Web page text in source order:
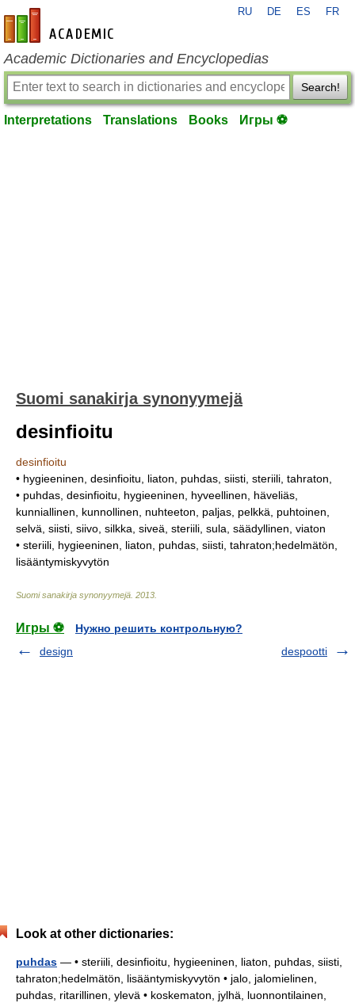
en-academic.com
RU DE ES FR
Academic Dictionaries and Encyclopedias
Search!
Interpretations Translations Books Игры ⚽
Suomi sanakirja synonyymejä
desinfioitu
desinfioitu
• hygieeninen, desinfioitu, liaton, puhdas, siisti, steriili, tahraton,
• puhdas, desinfioitu, hygieeninen, hyveellinen, häveliäs,
kunniallinen, kunnollinen, nuhteeton, paljas, pelkkä, puhtoinen,
selvä, siisti, siivo, silkka, siveä, steriili, sula, säädyllinen, viaton
• steriili, hygieeninen, liaton, puhdas, siisti, tahraton;hedelmätön,
lisääntymiskyvytön
Suomi sanakirja synonyymejä 2013
Игры ⚽
Нужно решить контрольную?
design
despootti
Look at other dictionaries:
puhdas — • steriili, desinfioitu, hygieeninen, liaton, puhdas, siisti,
tahraton;hedelmätön, lisääntymiskyvytön • jalo, jalomielinen,
puhdas, ritarillinen, ylevä • koskematon, jylhä, luonnontilainen,